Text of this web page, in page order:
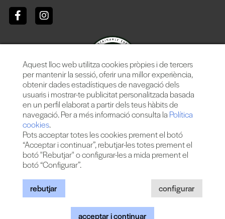
Més de 25 anys oferint la millor música en directe des de
Concerts, festivals i esdeveniments de gran convocatòria.
Aquest lloc web utilitza cookies pròpies i de tercers
per mantenir la sessió, oferir una millor experiència,
obtenir dades estadístiques de navegació dels
usuaris i mostrar-te publicitat personalitzada basada
en un perfil elaborat a partir dels teus hàbits de
navegació. Per a més informació consulta la Política
cookies.
Pots acceptar totes les cookies prement el botó
“Acceptar i continuar”, rebutjar-les totes prement el
botó "Rebutjar" o configurar-les a mida prement el
botó “Configurar”.
rebutjar configurar
acceptar i continuar